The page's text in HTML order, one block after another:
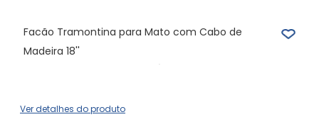
Facão Tramontina para Mato com Cabo de
Madeira 18''
Ver detalhes do produto